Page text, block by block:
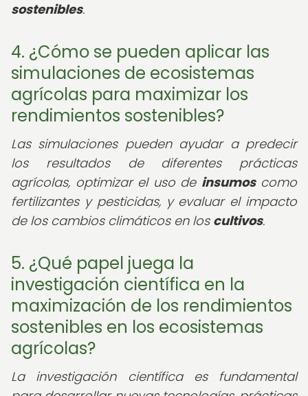
sostenibles.
4. ¿Cómo se pueden aplicar las
simulaciones de ecosistemas
agrícolas para maximizar los
rendimientos sostenibles?
Las simulaciones pueden ayudar a predecir
los resultados de diferentes prácticas
agrícolas, optimizar el uso de insumoscomo
fertilizantes y pesticidas, y evaluar el impacto
de los cambios climáticos en los cultivos.
5. ¿Qué papel juega la
investigación científica en la
maximización de los rendimientos
sostenibles en los ecosistemas
agrícolas?
La investigación científica es fundamental